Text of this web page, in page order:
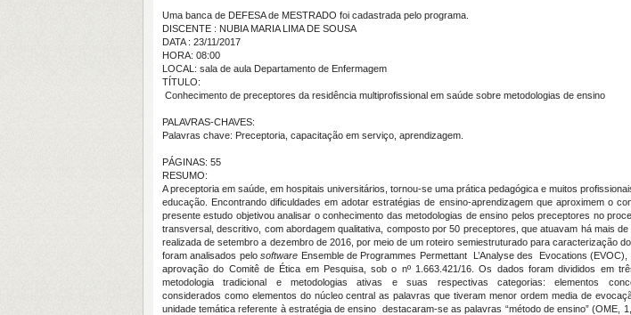
Uma banca de DEFESA de MESTRADO foi cadastrada pelo programa.
DISCENTE : NUBIA MARIA LIMA DE SOUSA
DATA : 23/11/2017
HORA: 08:00
LOCAL: sala de aula Departamento de Enfermagem
TÍTULO:
Conhecimento de preceptores da residência multiprofissional em saúde sobre metodologias de ensino
PALAVRAS-CHAVES:
Palavras chave: Preceptoria, capacitação em serviço, aprendizagem.
PÁGINAS: 55
RESUMO:
A preceptoria em saúde, em hospitais universitários, tornou-se uma prática pedagógica e muitos
educação. Encontrando dificuldades em adotar estratégias de ensino-aprendizagem que aproximem o
presente estudo objetivou analisar o conhecimento das metodologias de ensino pelos preceptores no
transversal, descritivo, com abordagem qualitativa, composto por 50 preceptores, que atuavam há mais
realizada de setembro a dezembro de 2016, por meio de um roteiro semiestruturado para caracterização
foram analisados pelosoftware Ensemble de Programmes Permettant L’Analyse des Evocations
aprovação do Comitê de Ética em Pesquisa, sob o nº 1.663.421/16. Os dados foram divididos em
metodologia tradicional e metodologias ativas e suas respectivas categorias: elementos
considerados como elementos do núcleo central as palavras que tiveram menor ordem media de
unidade temática referente à estratégia de ensino destacaram-se as palavras “método de ensino” (OME,